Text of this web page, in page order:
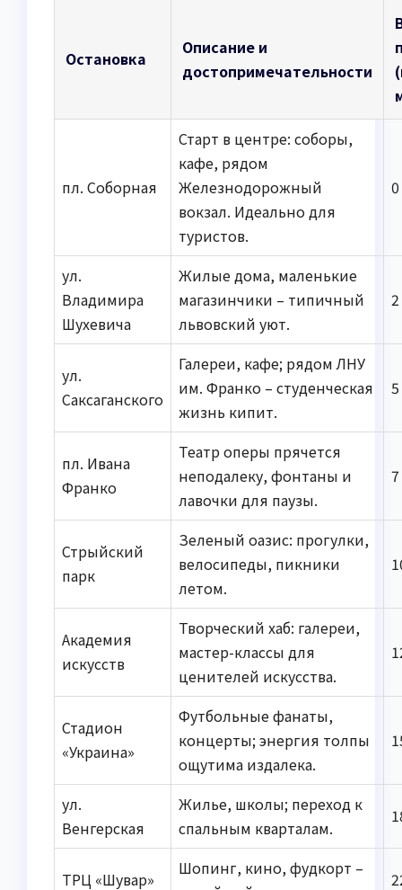
Остановка
Описание и
достопримечательности
пл. Соборная
Старт в центре: соборы,
кафе, рядом
Железнодорожный
вокзал. Идеально для
туристов.
0
ул.
Владимира
Шухевича
Жилые дома, маленькие
магазинчики – типичный
львовский уют.
2
ул.
Саксаганского
Галереи, кафе; рядом ЛНУ
им. Франко – студенческая
жизнь кипит.
5
пл. Ивана
Франко
Театр оперы прячется
неподалеку, фонтаны и
лавочки для паузы.
7
Стрыйский
парк
Зеленый оазис: прогулки,
велосипеды, пикники
летом.
Академия
искусств
Творческий хаб: галереи,
мастер-классы для
ценителей искусства.
Стадион
«Украина»
Футбольные фанаты,
концерты; энергия толпы
ощутима издалека.
ул.
Венгерская
Жилье, школы; переход к
спальным кварталам.
ТРЦ «Шувар»
Шопинг, кино, фудкорт –